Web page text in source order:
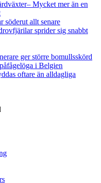
Mycket mer än en
söderut allt senare
sprider sig snabbt
ger större bomullsskörd
i Belgien
oftare än alldagliga